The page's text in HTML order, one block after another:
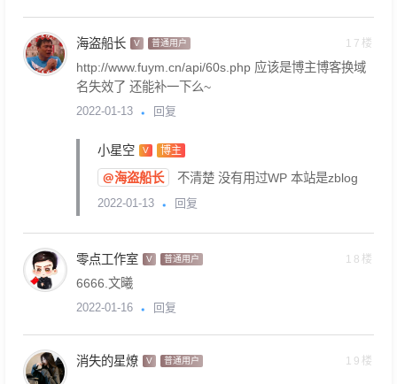
海盗船长 V 普通用户 17楼
http://www.fuym.cn/api/60s.php 应该是博主博客换域
名失效了 还能补一下么~
2022-01-13 回复
小星空 V 博主
@海盗船长 不清楚 没有用过WP 本站是zblog
2022-01-13 回复
零点工作室 V 普通用户 18楼
6666.文曦
2022-01-16 回复
消失的星燎 V 普通用户 19楼